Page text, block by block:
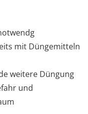
mit Düngemitteln
weitere Düngung
und